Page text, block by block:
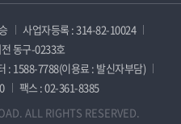
사업자등록 : 314-82-10024
동구-0233호
: 1588-7788(이용료 : 발신자부담)
팩스 : 02-361-8385
ALL RIGHTS RESERVED.